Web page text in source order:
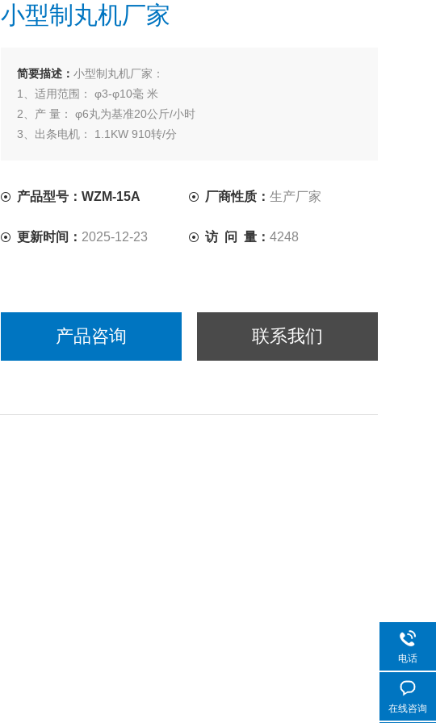
小型制丸机厂家
简要描述： 小型制丸机厂家：
1、适用范围： φ3-φ10毫 米
2、产 量： φ6丸为基准20公斤/小时
3、出条电机： 1.1KW 910转/分
6、总 重 量： 240公 斤
产品型号：WZM-15A 厂商性质：生产厂家
更新时间： 2025-12-23 访 问 量：4248
产品咨询 联系我们
电话
在线咨询